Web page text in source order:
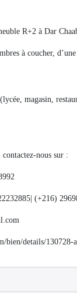
R+2 à Dar
à coucher,
magasin,
nous sur :
(+216)
details/130728-